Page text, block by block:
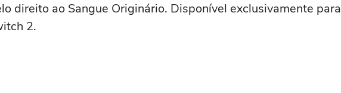
direito ao Sangue Originário. Disponível exclusivamente para
2.